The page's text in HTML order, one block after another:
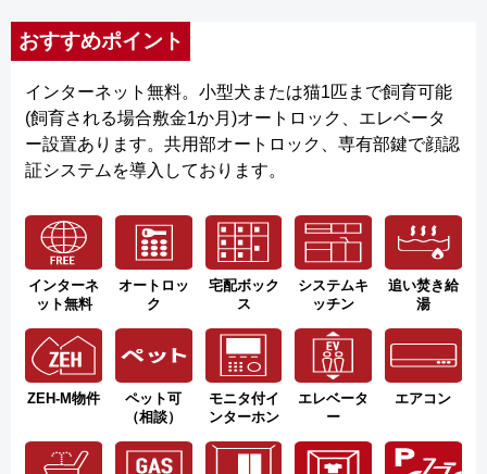
おすすめポイント
インターネット無料。小型犬または猫1匹まで飼育可能
(飼育される場合敷金1か月)オートロック、エレベータ
ー設置あります。共用部オートロック、専有部鍵で顔認
証システムを導入しております。
インターネ
ット無料
オートロッ
ク
宅配ボック
ス
システムキ
ッチン
追い焚き給
湯
ZEH-M物件
ペット可
（相談）
モニタ付イ
ンターホン
エレベータ
ー
エアコン